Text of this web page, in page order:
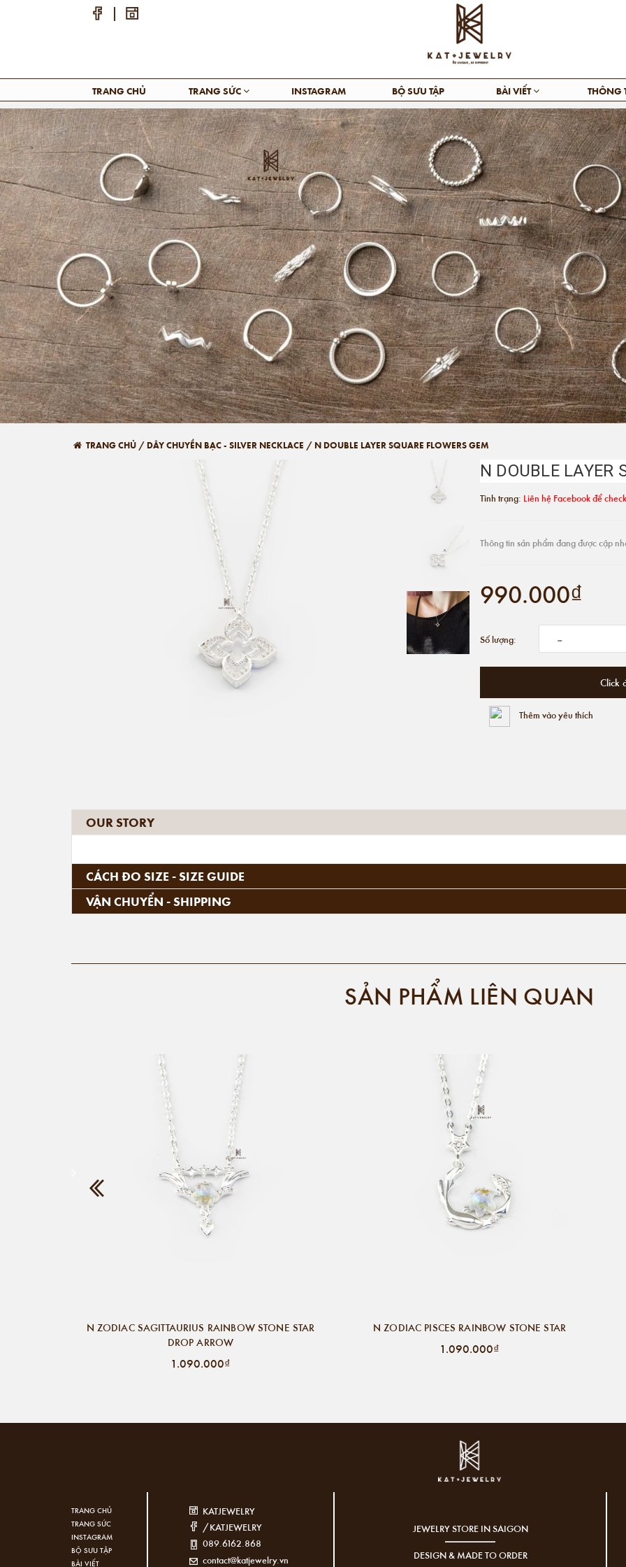
TRANG CHỦ TRANG SỨC INSTAGRAM BỘ SƯU TẬP BÀI VIẾT THÔNG
TRANG CHỦ / DÂY CHUYỀN BẠC - SILVER NECKLACE / N DOUBLE LAYER SQUARE FLOWERS GEM
N DOUBLE LAYER
Tình trạng: Liên hệ Facebook để
Thông tin sản phẩm đang được cập
990.000₫
Số lượng: -
Click
Thêm vào yêu thích
OUR STORY
CÁCH ĐO SIZE - SIZE GUIDE
VẬN CHUYỂN - SHIPPING
SẢN PHẨM LIÊN QUAN
N ZODIAC SAGITTAURIUS RAINBOW STONE STAR
DROP ARROW
1.090.000₫
N ZODIAC PISCES RAINBOW STONE STAR
1.090.000₫
TRANG CHỦ
TRANG SỨC
INSTAGRAM
BỘ SƯU TẬP
BÀI VIẾT
KATJEWELRY
/KATJEWELRY
089.6162.868
contact@katjewelry.vn
JEWELRY STORE IN SAIGON
DESIGN & MADE TO ORDER